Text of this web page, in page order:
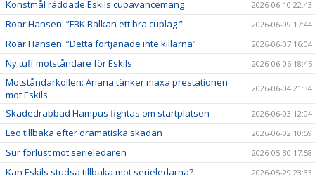
Konstmål räddade Eskils cupavancemang 2026-06-10 22:43
Roar Hansen: ”FBK Balkan ett bra cuplag ” 2026-06-09 17:44
Roar Hansen: ”Detta förtjänade inte killarna” 2026-06-07 16:04
Ny tuff motståndare för Eskils 2026-06-06 18:45
Motståndarkollen: Ariana tänker maxa prestationen
mot Eskils
2026-06-04 21:34
Skadedrabbad Hampus fightas om startplatsen 2026-06-03 12:04
Leo tillbaka efter dramatiska skadan 2026-06-02 10:59
Sur förlust mot serieledaren 2026-05-30 17:58
Kan Eskils studsa tillbaka mot serieledarna? 2026-05-29 23:33